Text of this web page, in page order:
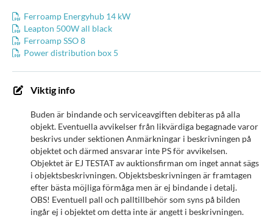
Ferroamp Energyhub 14 kW
Leapton 500W all black
Ferroamp SSO 8
Power distribution box 5
Viktig info
Buden är bindande och serviceavgiften debiteras på alla
objekt. Eventuella avvikelser från likvärdiga begagnade varor
beskrivs under sektionen Anmärkningar i beskrivningen på
objektet och därmed ansvarar inte PS för avvikelsen.
Objektet är EJ TESTAT av auktionsfirman om inget annat sägs
i objektsbeskrivningen. Objektsbeskrivningen är framtagen
efter bästa möjliga förmåga men är ej bindande i detalj.
OBS! Eventuell pall och palltillbehör som syns på bilden
ingår ej i objektet om detta inte är angett i beskrivningen.